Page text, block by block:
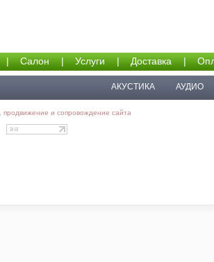
| Салон | Услуги | Доставка |
АКУСТИКА АУДИО
продвижение и сопровождение сайта